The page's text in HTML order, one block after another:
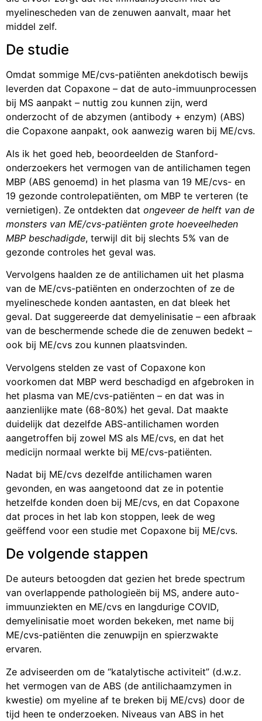
myelinescheden van de zenuwen aanvalt, maar het
middel zelf.
De studie
Omdat sommige ME/cvs-patiënten anekdotisch bewijs
leverden dat Copaxone – dat de auto-immuunprocessen
bij MS aanpakt – nuttig zou kunnen zijn, werd
onderzocht of de abzymen (antibody + enzym) (ABS)
die Copaxone aanpakt, ook aanwezig waren bij ME/cvs.
Als ik het goed heb, beoordeelden de Stanford-
onderzoekers het vermogen van de antilichamen tegen
MBP (ABS genoemd) in het plasma van 19 ME/cvs- en
19 gezonde controlepatiënten, om MBP te verteren (te
vernietigen). Ze ontdekten dat ongeveer de helft van de
monsters van ME/cvs-patiënten grote hoeveelheden
MBP beschadigde, terwijl dit bij slechts 5% van de
gezonde controles het geval was.
Vervolgens haalden ze de antilichamen uit het plasma
van de ME/cvs-patiënten en onderzochten of ze de
myelineschede konden aantasten, en dat bleek het
geval. Dat suggereerde dat demyelinisatie – een afbraak
van de beschermende schede die de zenuwen bedekt –
ook bij ME/cvs zou kunnen plaatsvinden.
Vervolgens stelden ze vast of Copaxone kon
voorkomen dat MBP werd beschadigd en afgebroken in
het plasma van ME/cvs-patiënten – en dat was in
aanzienlijke mate (68-80%) het geval. Dat maakte
duidelijk dat dezelfde ABS-antilichamen worden
aangetroffen bij zowel MS als ME/cvs, en dat het
medicijn normaal werkte bij ME/cvs-patiënten.
Nadat bij ME/cvs dezelfde antilichamen waren
gevonden, en was aangetoond dat ze in potentie
hetzelfde konden doen bij ME/cvs, en dat Copaxone
dat proces in het lab kon stoppen, leek de weg
geëffend voor een studie met Copaxone bij ME/cvs.
De volgende stappen
De auteurs betoogden dat gezien het brede spectrum
van overlappende pathologieën bij MS, andere auto-
immuunziekten en ME/cvs en langdurige COVID,
demyelinisatie moet worden bekeken, met name bij
ME/cvs-patiënten die zenuwpijn en spierzwakte
ervaren.
Ze adviseerden om de “katalytische activiteit” (d.w.z.
het vermogen van de ABS (de antilichaamzymen in
kwestie) om myeline af te breken bij ME/cvs) door de
tijd heen te onderzoeken. Niveaus van ABS in het